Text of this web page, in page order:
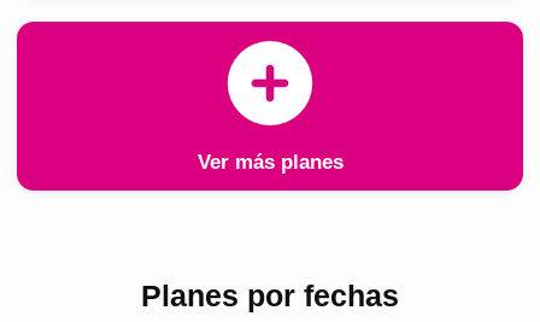
Ver más planes
Planes por fechas